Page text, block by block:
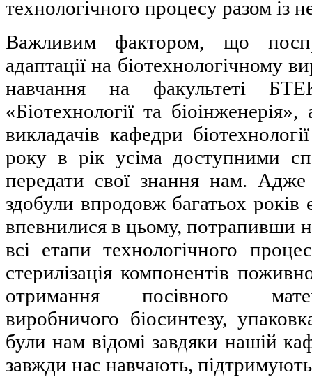
технологічного процесу разом із
Важливим фактором, що
адаптації на біотехнологічному
навчання на факультеті
«Біотехнології та
викладачів кафедри
року в рік усіма доступними
передати свої знання нам.
здобули впродовж багатьох
впевнилися в цьому, потрапивши
всі етапи технологічного
стерилізація компонентів
отримання посівного
виробничого біосинтезу,
були нам відомі завдяки нашій
завжди нас навчають,